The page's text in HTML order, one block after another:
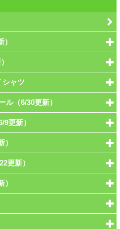
シャツ
ル（6/30更新）
更新）
更新）